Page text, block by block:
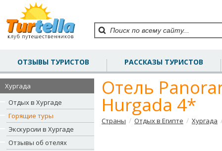
ОТЗЫВЫ ТУРИСТОВ РАССКАЗЫ ТУРИСТОВ
Хургада
Отдых в Хургаде
Горящие туры
Экскурсии в Хургаде
Отзывы об отелях
Отель
Hurgada 4*
Страны / Отдых в Египте / Хургада